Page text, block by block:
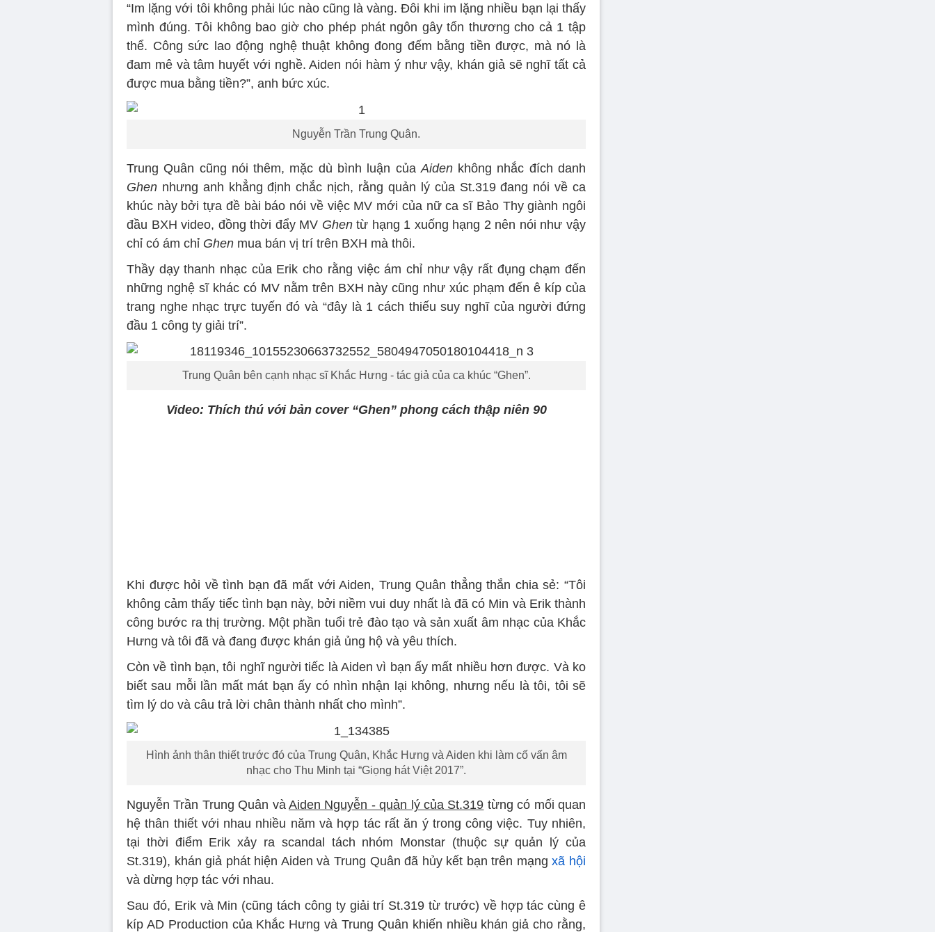
“Im lặng với tôi không phải lúc nào cũng là vàng. Đôi khi im lặng nhiều bạn lại thấy
mình đúng. Tôi không bao giờ cho phép phát ngôn gây tổn thương cho cả 1 tập
thể. Công sức lao động nghệ thuật không đong đếm bằng tiền được, mà nó là
đam mê và tâm huyết với nghề. Aiden nói hàm ý như vậy, khán giả sẽ nghĩ tất cả
được mua bằng tiền?”, anh bức xúc.
Nguyễn Trần Trung Quân.
Trung Quân cũng nói thêm, mặc dù bình luận của Aidenkhông nhắc đích danh
Ghen nhưng anh khẳng định chắc nịch, rằng quản lý của St.319 đang nói về ca
khúc này bởi tựa đề bài báo nói về việc MV mới của nữ ca sĩ Bảo Thy giành ngôi
đầu BXH video, đồng thời đẩy MV Ghentừ hạng 1 xuống hạng 2 nên nói như vậy
chỉ có ám chỉ Ghen mua bán vị trí trên BXH mà thôi.
Thầy dạy thanh nhạc của Erik cho rằng việc ám chỉ như vậy rất đụng chạm đến
những nghệ sĩ khác có MV nằm trên BXH này cũng như xúc phạm đến ê kíp của
trang nghe nhạc trực tuyến đó và “đây là 1 cách thiếu suy nghĩ của người đứng
đầu 1 công ty giải trí”.
Trung Quân bên cạnh nhạc sĩ Khắc Hưng - tác giả của ca khúc “Ghen”.
Video: Thích thú với bản cover “Ghen” phong cách thập niên 90
Khi được hỏi về tình bạn đã mất với Aiden, Trung Quân thẳng thắn chia sẻ: “Tôi
không cảm thấy tiếc tình bạn này, bởi niềm vui duy nhất là đã có Min và Erik thành
công bước ra thị trường. Một phần tuổi trẻ đào tạo và sản xuất âm nhạc của Khắc
Hưng và tôi đã và đang được khán giả ủng hộ và yêu thích.
Còn về tình bạn, tôi nghĩ người tiếc là Aiden vì bạn ấy mất nhiều hơn được. Và ko
biết sau mỗi lần mất mát bạn ấy có nhìn nhận lại không, nhưng nếu là tôi, tôi sẽ
tìm lý do và câu trả lời chân thành nhất cho mình”.
Hình ảnh thân thiết trước đó của Trung Quân, Khắc Hưng và Aiden khi làm cố vấn âm
nhạc cho Thu Minh tại “Giọng hát Việt 2017”.
Nguyễn Trần Trung Quân và Aiden Nguyễn - quản lý của St.319 từng có mối quan
hệ thân thiết với nhau nhiều năm và hợp tác rất ăn ý trong công việc. Tuy nhiên,
tại thời điểm Erik xảy ra scandal tách nhóm Monstar (thuộc sự quản lý của
St.319), khán giả phát hiện Aiden và Trung Quân đã hủy kết bạn trên mạngxã hội
và dừng hợp tác với nhau.
Sau đó, Erik và Min (cũng tách công ty giải trí St.319 từ trước) về hợp tác cùng ê
kíp AD Production của Khắc Hưng và Trung Quân khiến nhiều khán giả cho rằng,